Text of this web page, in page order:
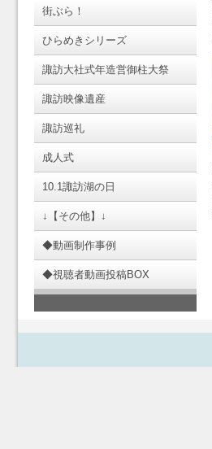
街ぶら！
ひらめきシリーズ
諏訪大社式年造営御柱大祭
諏訪映像遺産
諏訪巡礼
成人式
10.1諏訪湖の日
↓【その他】↓
◆動画制作事例
◆視聴者動画投稿BOX